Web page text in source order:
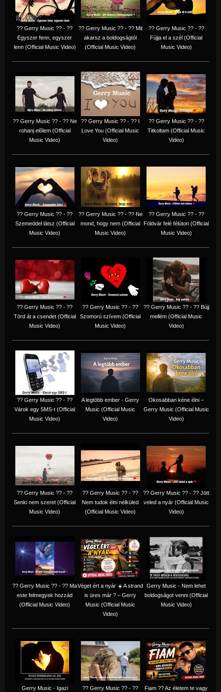
?? Gerry Music ?? - ??
Egyszer fenn, egyszer
lenn (Official Music Video)
?? Gerry Music ?? - ?? Mit
akarsz a boldogságtól
(Official Music Video)
?? Gerry Music ?? - ??
Fújja el a szél (Official
Music Video)
?? Gerry Music ?? - ?? Ne
rohanj előlem (Official
Music Video)
?? Gerry Music ?? - ?? I
Love You (Official Music
Video)
?? Gerry Music ?? - ??
Titkoltam (Official Music
Video)
?? Gerry Music ?? - ??
Szemeddel látsz (Official
Music Video)
?? Gerry Music ?? - ?? Ne
mond, hogy nem (Official
Music Video)
?? Gerry Music ?? - ??
Földvár felé félúton (Official
Music Video)
?? Gerry Music ?? - ??
Törd át a csendet (Official
Music Video)
?? Gerry Music ?? - ??
Szomorú szívem (Official
Music Video)
?? Gerry Music ?? - ?? Bújj
mellém (Official Music
Video)
?? Gerry Music ?? - ??
Várok egy SMS-t (Official
Music Video)
A legtöbb ember - Gerry
Music (Official Music
Video)
Okosabban kéne élni –
Gerry Music (Official Music
Video)
?? Gerry Music ?? - ??
Senki nem szeret (Official
Music Video)
?? Gerry Music ?? - ??
Nem tudok élni nélküled
(Official Music Video)
?? Gerry Music ?? - ?? Jött
veled a nyár (Official Music
Video)
?? Gerry Music ?? - ?? Ma
este felmegyek hozzád
(Official Music Video)
Véget ért a nyár ☀️ A strand
is üres már ? – Gerry
Music (Official Music
Video)
Gerry Music - Nem lehet
boldogságot venni (Official
Music Video)
Gerry Music - Igazi ?? Gerry Music ?? - ?? Fiam ?‍? Az életem te vagy